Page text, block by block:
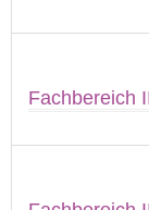
Fachbereich